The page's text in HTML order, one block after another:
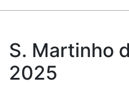
S. Martinho
2025